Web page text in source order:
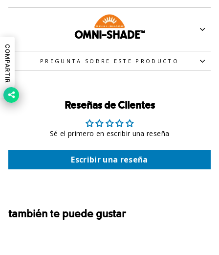
OMNI-SHADE™
PREGUNTA SOBRE ESTE PRODUCTO
Reseñas de Clientes
Sé el primero en escribir una reseña
Escribir una reseña
también te puede gustar
COMPARTIR